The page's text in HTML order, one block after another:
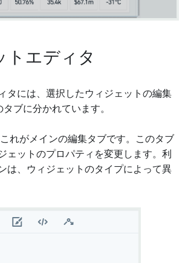
トエディタ
タには、選択したウィジェットの編集
ブに分かれています。
これがメインの編集タブです。このタブ
ェットのプロパティを変更します。利
は、ウィジェットのタイプによって異